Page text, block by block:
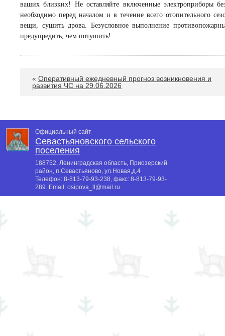
ваших близких! Не оставляйте включенные электроприборы
необходимо перед началом и в течение всего отопительного
вещи, сушить дрова. Безусловное выполнение
предупредить, чем потушить!
« Оперативный ежедневный прогноз возникновения и
развития ЧС на 29.06.2026
Официальный сайт
Севастьяновского сельского
поселения
188752, Ленинградская область, Приозерский
район, п.Севастьяново, ул.Новая,д.4
Телефон: 8-813-79-93-238, факс: 8-813-79-93-
289. Email: osipova_ll@mail.ru